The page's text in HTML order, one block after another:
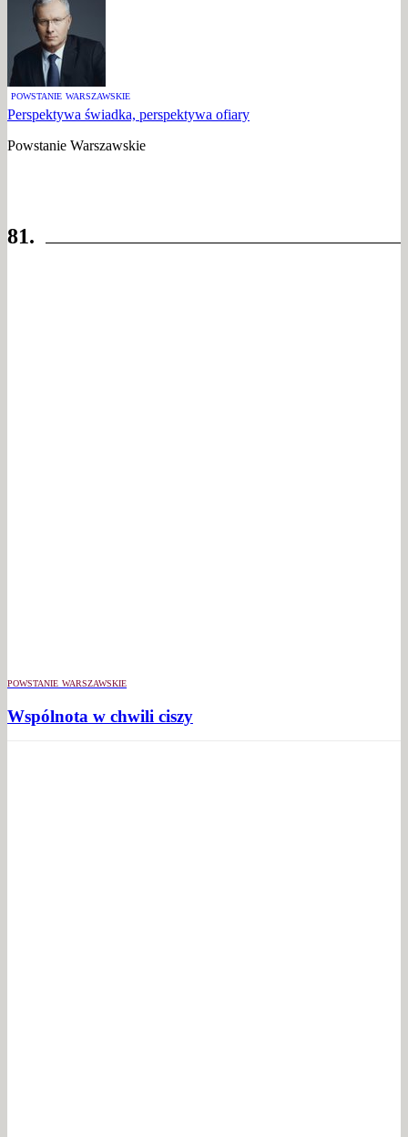
POWSTANIE WARSZAWSKIE
Perspektywa świadka, perspektywa ofiary
Powstanie Warszawskie
81.
POWSTANIE WARSZAWSKIE
Wspólnota w chwili ciszy